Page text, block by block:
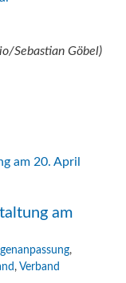
Sebastian Göbel)
am
,
, Verband